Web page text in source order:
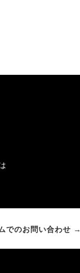
でのお問い合わせ →